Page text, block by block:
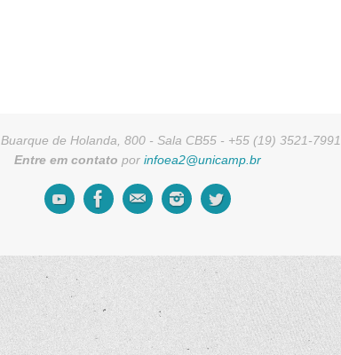
de Holanda, 800 - Sala CB55 - +55 (19) 3521-7991
Entre em contato por infoea2@unicamp.br